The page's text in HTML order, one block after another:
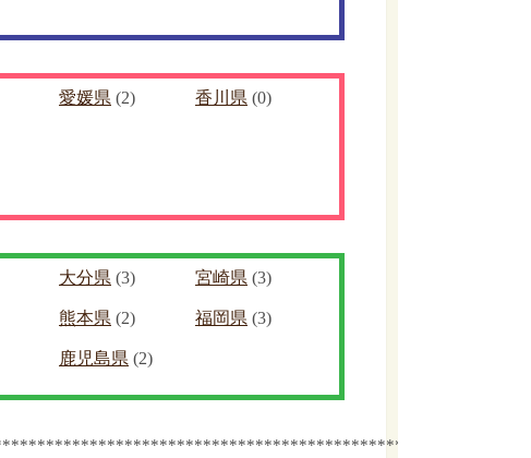
愛媛県 (2) 香川県 (0)
大分県 (3) 宮崎県 (3)
熊本県 (2) 福岡県 (3)
鹿児島県 (2)